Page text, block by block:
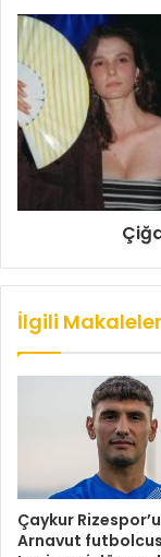
İlgili Makaleler
Çaykur
Arnavut